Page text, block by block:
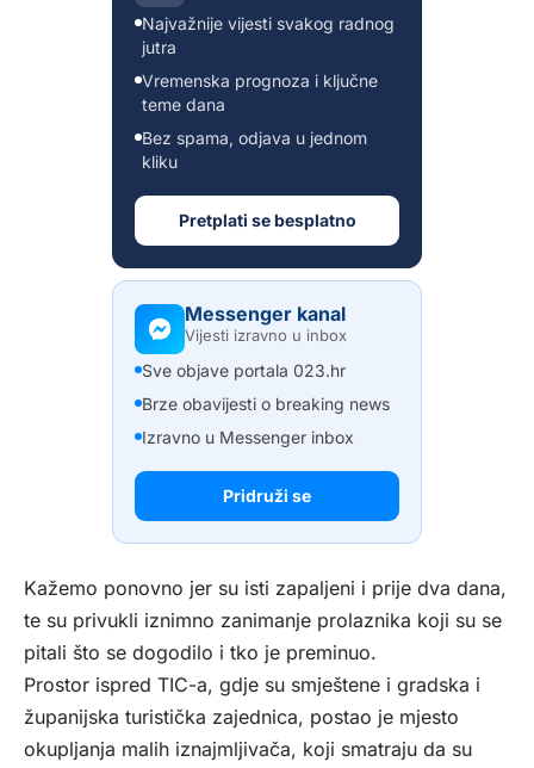
Najvažnije vijesti svakog radnog
jutra
Vremenska prognoza i ključne
teme dana
Bez spama, odjava u jednom
kliku
Pretplati se besplatno
Messenger kanal
Vijesti izravno u inbox
Sve objave portala 023.hr
Brze obavijesti o breaking news
Izravno u Messenger inbox
Pridruži se
Kažemo ponovno jer su isti zapaljeni i prije dva dana,
te su privukli iznimno zanimanje prolaznika koji su se
pitali što se dogodilo i tko je preminuo.
Prostor ispred TIC-a, gdje su smještene i gradska i
županijska turistička zajednica, postao je mjesto
okupljanja malih iznajmljivača, koji smatraju da su